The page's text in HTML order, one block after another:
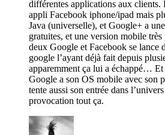
différentes applications aux clients.
appli Facebook iphone/ipad mais
Java (universelle), et Google+ a
gratuites, et une version mobile
deux Google et Facebook se lance
google l’ayant déjà fait depuis
apparemment ça lui a échappé…
Google a son OS mobile avec son
tente aussi son entrée dans
provocation tout ça.